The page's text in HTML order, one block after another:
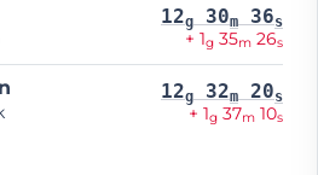
12g 30m 36s
+ 1g 35m 26s
12g 32m 20s
+ 1g 37m 10s